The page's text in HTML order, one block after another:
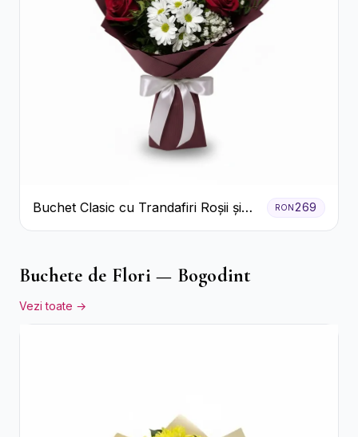
Buchet Clasic cu Trandafiri Roșii și
Crizanteme Albe
RON269
Buchete de Flori — Bogodint
Vezi toate →